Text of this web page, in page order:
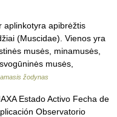
apibrėžtis
(Muscidae). Vienos yra
musės, minamusės,
musės,
žodynas
Estado Activo Fecha de
Observatorio